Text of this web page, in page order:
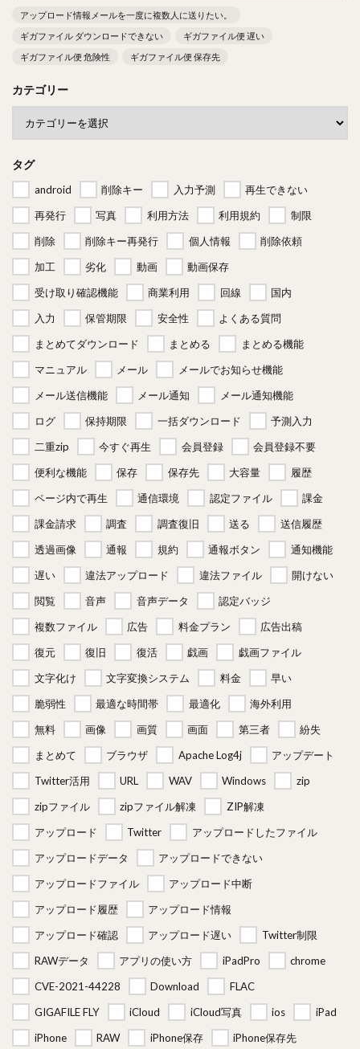
アップロード情報メールを一度に複数人に送りたい。
ギガファイル ダウンロードできない
ギガファイル便 遅い
ギガファイル便 危険性
ギガファイル便 保存先
カテゴリー
タグ
android 削除キー 入力予測
再生できない
再発行
写真 利用方法 利用規約
制限
削除
削除キー再発行 個人情報
削除依頼
加工
劣化 動画
動画保存
受け取り確認機能
商業利用 回線
国内
入力
保管期限 安全性
よくある質問
まとめてダウンロード
まとめる
まとめる機能
マニュアル
メール
メールでお知らせ機能
メール送信機能
メール通知
メール通知機能
ログ
保持期限 一括ダウンロード
予測入力
二重zip
今すぐ再生 会員登録
会員登録不要
便利な機能
保存 保存先 大容量
履歴
ページ内で再生
通信環境 認定ファイル
課金
課金請求
調査 調査復旧 送る
送信履歴
透過画像
通報 規約 通報ボタン
通知機能
遅い
違法アップロード 違法ファイル
開けない
閲覧
音声 音声データ
認定バッジ
複数ファイル
広告 料金プラン
広告出稿
復元
復旧 復活 戯画
戯画ファイル
文字化け
文字変換システム 料金
早い
脆弱性
最適な時間帯 最適化
海外利用
無料
画像 画質 画面 第三者
紛失
まとめて
ブラウザ Apache Log4j
アップデート
Twitter活用
URL WAV Windows
zip
zipファイル
zipファイル解凍
ZIP解凍
アップロード
Twitter
アップロードしたファイル
アップロードデータ
アップロードできない
アップロードファイル
アップロード中断
アップロード履歴
アップロード情報
アップロード確認
アップロード遅い
Twitter制限
RAWデータ
アプリの使い方 iPadPro
chrome
CVE-2021-44228
Download
FLAC
GIGAFILE FLY
iCloud iCloud写真 ios
iPad
iPhone
RAW iPhone保存
iPhone保存先